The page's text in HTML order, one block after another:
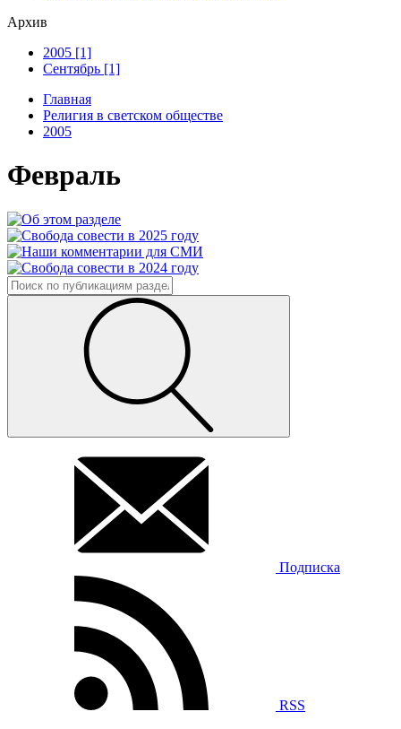
Архив
2005 [1]
Сентябрь [1]
Главная
Религия в светском обществе
2005
Февраль
Подписка
RSS